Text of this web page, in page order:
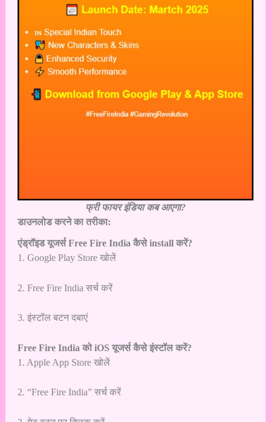
फ्री फायर इंडिया कब आएगा?
डाउनलोड करने का तरीका:
एंड्रॉइड यूजर्स Free Fire India कैसे install करें?
1. Google Play Store खोलें
2. Free Fire India सर्च करें
3. इंस्टॉल बटन दबाएं
Free Fire India को iOS यूजर्स कैसे इंस्टॉल करें?
1. Apple App Store खोलें
2. “Free Fire India” सर्च करें